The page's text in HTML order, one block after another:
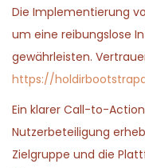
Die Implementierung
um eine reibungslose
gewährleisten.
https://
Ein klarer Call-to-
Nutzerbeteiligung
Zielgruppe und die